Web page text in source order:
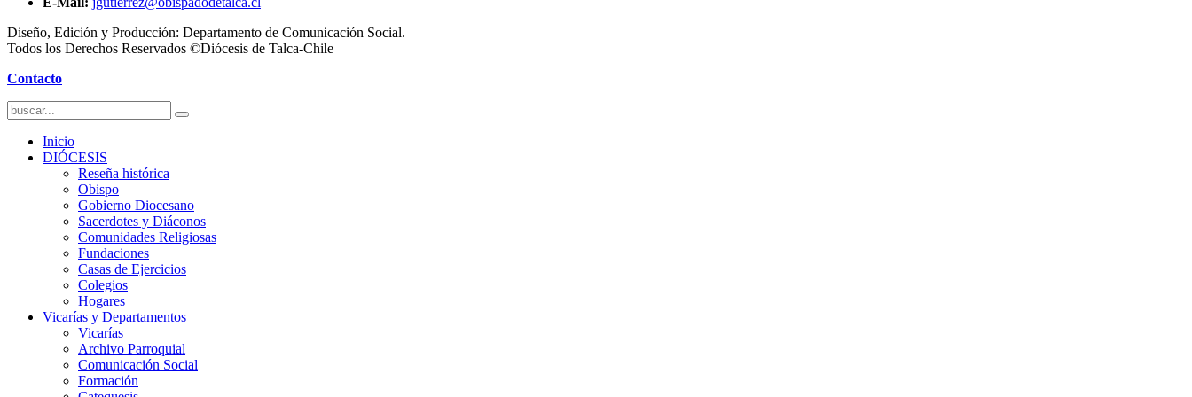
Diseño, Edición y Producción: Departamento de Comunicación Social.
Todos los Derechos Reservados ©Diócesis de Talca-Chile
Contacto
Inicio
DIÓCESIS
Reseña histórica
Obispo
Gobierno Diocesano
Sacerdotes y Diáconos
Comunidades Religiosas
Fundaciones
Casas de Ejercicios
Colegios
Hogares
Vicarías y Departamentos
Vicarías
Archivo Parroquial
Comunicación Social
Formación